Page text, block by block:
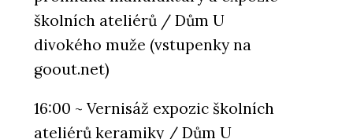
školních ateliérů / Dům U
divokého muže (vstupenky na
goout.net)
16:00 ~ Vernisáž expozic školních
ateliérů keramiky / Dům U